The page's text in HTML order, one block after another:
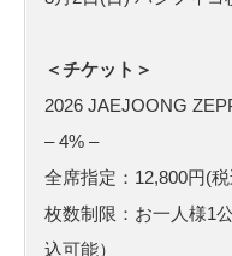
＜チケット＞
2026 JAEJOONG
– 4% –
全席指定：12,800円(
枚数制限：お一人様1
込可能）